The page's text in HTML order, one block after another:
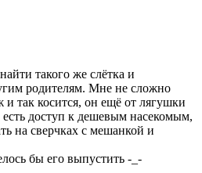
такого же слётка и
родителям. Мне не сложно
так косится, он ещё от лягушки
доступ к дешевым насекомым,
на сверчках с мешанкой и
бы его выпустить -_-